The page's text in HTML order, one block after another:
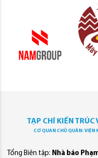
TẠP CHÍ KIẾN
CƠ QUAN CHỦ QUẢN: VIỆN
Tổng Biên tập: Nhà báo